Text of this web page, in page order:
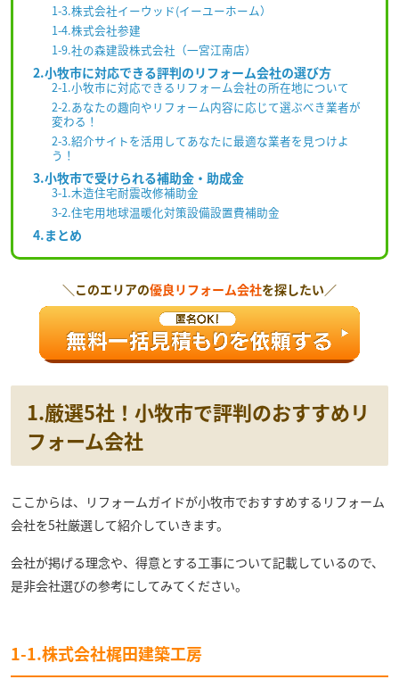
1-3.株式会社イーウッド(イーユーホーム）
1-4.株式会社参建
1-9.社の森建設株式会社（一宮江南店）
2.小牧市に対応できる評判のリフォーム会社の選び方
2-1.小牧市に対応できるリフォーム会社の所在地について
2-2.あなたの趣向やリフォーム内容に応じて選ぶべき業者が
変わる！
2-3.紹介サイトを活用してあなたに最適な業者を見つけよ
う！
3.小牧市で受けられる補助金・助成金
3-1.木造住宅耐震改修補助金
3-2.住宅用地球温暖化対策設備設置費補助金
4.まとめ
＼このエリアの優良リフォーム会社を探したい／
1.厳選5社！小牧市で評判のおすすめリ
フォーム会社
ここからは、リフォームガイドが小牧市でおすすめするリフォーム
会社を5社厳選して紹介していきます。
会社が掲げる理念や、得意とする工事について記載しているので、
是非会社選びの参考にしてみてください。
1-1.株式会社梶田建築工房